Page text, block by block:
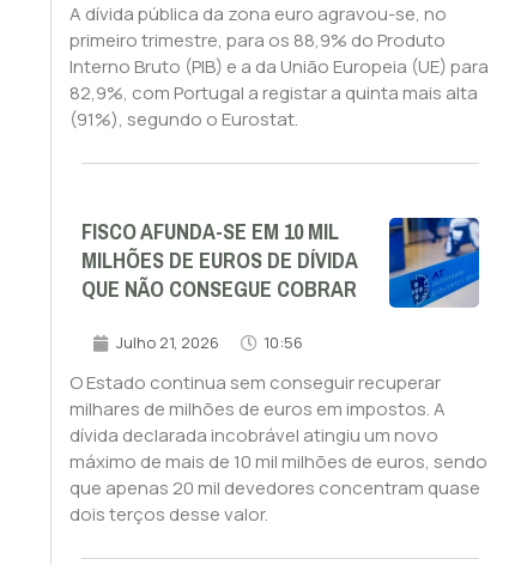
A dívida pública da zona euro agravou-se, no
primeiro trimestre, para os 88,9% do Produto
Interno Bruto (PIB) e a da União Europeia (UE) para
82,9%, com Portugal a registar a quinta mais alta
(91%), segundo o Eurostat.
FISCO AFUNDA-SE EM 10 MIL
MILHÕES DE EUROS DE DÍVIDA
QUE NÃO CONSEGUE COBRAR
Julho 21, 2026 10:56
O Estado continua sem conseguir recuperar
milhares de milhões de euros em impostos. A
dívida declarada incobrável atingiu um novo
máximo de mais de 10 mil milhões de euros, sendo
que apenas 20 mil devedores concentram quase
dois terços desse valor.